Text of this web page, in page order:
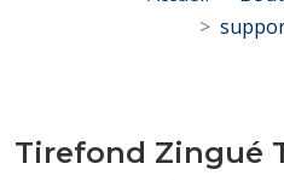
Tirefond Zingué